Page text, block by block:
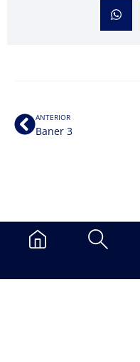
ANTERIOR
Baner 3